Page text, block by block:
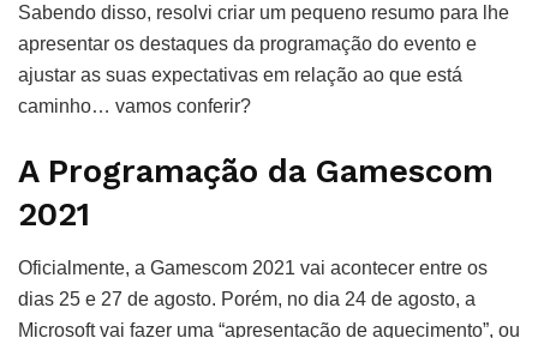
Sabendo disso, resolvi criar um pequeno resumo para lhe
apresentar os destaques da programação do evento e
ajustar as suas expectativas em relação ao que está
caminho… vamos conferir?
A Programação da Gamescom
2021
Oficialmente, a Gamescom 2021 vai acontecer entre os
dias 25 e 27 de agosto. Porém, no dia 24 de agosto, a
Microsoft vai fazer uma “apresentação de aquecimento”, ou